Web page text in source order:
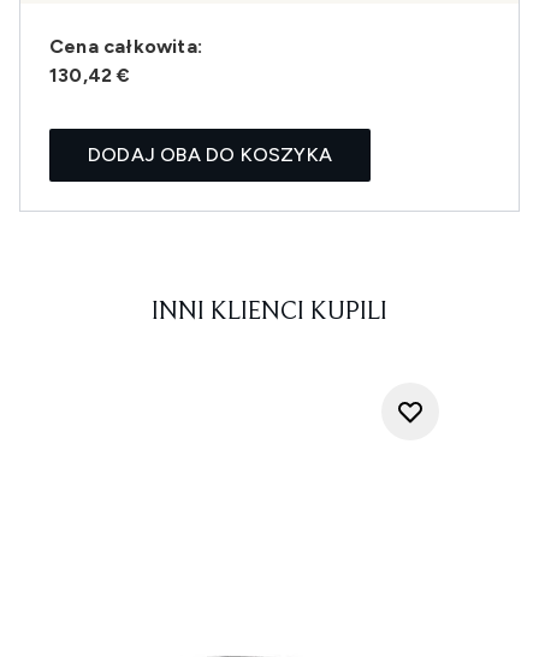
Cena całkowita:
130,42 €
DODAJ OBA DO KOSZYKA
INNI KLIENCI KUPILI